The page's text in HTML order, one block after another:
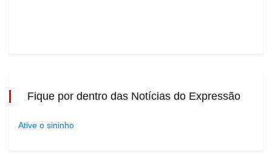
Fique por dentro das Notícias do Expressão
Ative o sininho